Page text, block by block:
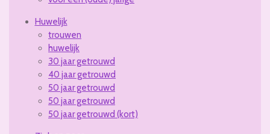
Huwelijk
trouwen
huwelijk
30 jaar getrouwd
40 jaar getrouwd
50 jaar getrouwd
50 jaar getrouwd
50 jaar getrouwd (kort)